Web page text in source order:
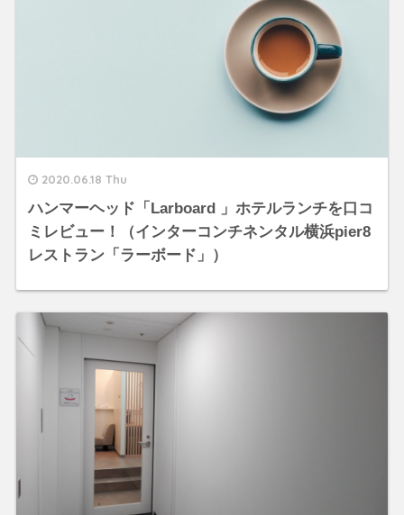
2020.06.18 Thu
ハンマーヘッド「Larboard 」ホテルランチを口コ
ミレビュー！（インターコンチネンタル横浜pier8
レストラン「ラーボード」）